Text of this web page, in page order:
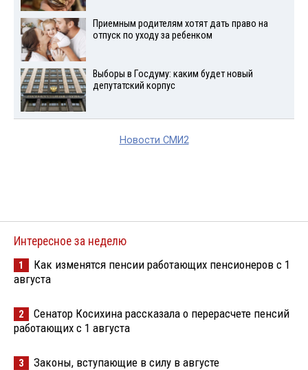
Приемным родителям хотят дать право на
отпуск по уходу за ребенком
Выборы в Госдуму: каким будет новый
депутатский корпус
Новости СМИ2
Интересное за неделю
1
Как изменятся пенсии работающих пенсионеров с 1
августа
2
Сенатор Косихина рассказала о перерасчете пенсий
работающих с 1 августа
3 Законы, вступающие в силу в августе